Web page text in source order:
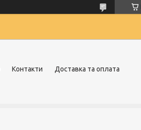
Контакти Доставка та оплата